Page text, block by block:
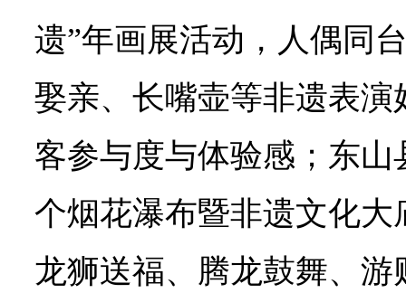
遗”年画展活动，人偶同
娶亲、长嘴壶等非遗表
客参与度与体验感；东
个烟花瀑布暨非遗文化
龙狮送福、腾龙鼓舞、